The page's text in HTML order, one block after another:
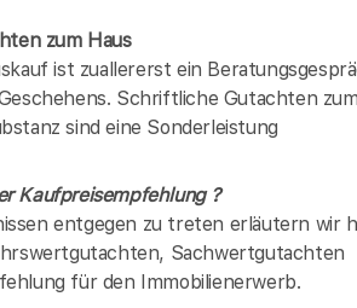
zum Haus
ist zuallererst ein
Schriftliche Gutachten
sind eine Sonderleistung
Kaufpreisempfehlung ?
entgegen zu treten erläutern wir
Sachwertgutachten
für den Immobilienerwerb.